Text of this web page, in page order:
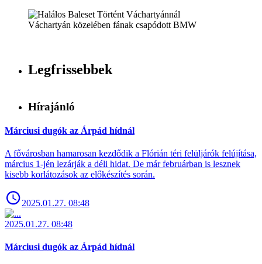
Váchartyán közelében fának csapódott BMW
Legfrissebbek
Hírajánló
Márciusi dugók az Árpád hídnál
A fővárosban hamarosan kezdődik a Flórián téri felüljárók felújítása,
március 1-jén lezárják a déli hidat. De már februárban is lesznek
kisebb korlátozások az előkészítés során.
2025.01.27. 08:48
2025.01.27. 08:48
Márciusi dugók az Árpád hídnál